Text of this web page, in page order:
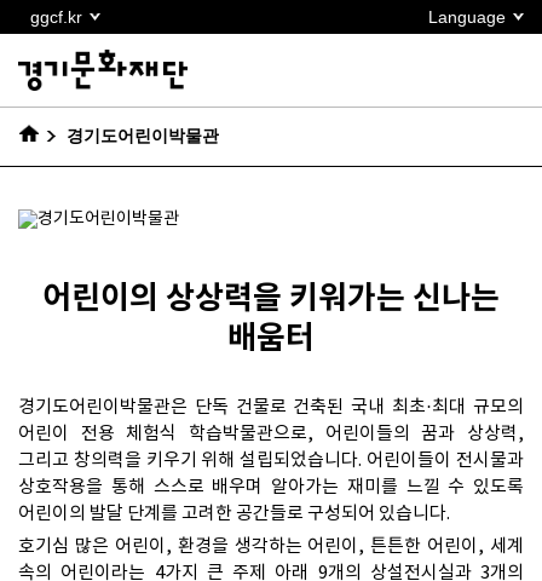
바로가기
ggcf.kr Language
경기도어린이박물관
어린이의 상상력을 키워가는 신나는
배움터
경기도어린이박물관은 단독 건물로 건축된 국내 최초·최대 규모의
어린이 전용 체험식 학습박물관으로, 어린이들의 꿈과 상상력,
그리고 창의력을 키우기 위해 설립되었습니다. 어린이들이 전시물과
상호작용을 통해 스스로 배우며 알아가는 재미를 느낄 수 있도록
어린이의 발달 단계를 고려한 공간들로 구성되어 있습니다.
호기심 많은 어린이, 환경을 생각하는 어린이, 튼튼한 어린이, 세계
속의 어린이라는 4가지 큰 주제 아래 9개의 상설전시실과 3개의